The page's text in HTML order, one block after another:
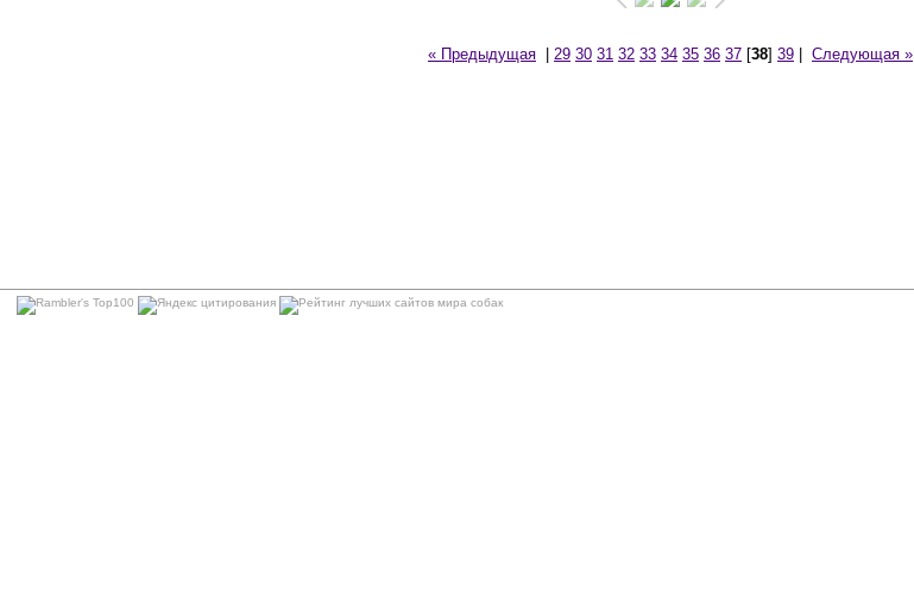
« Предыдущая 29 30 31 32 33 34 35 36 37 [38] 39 Следующая »